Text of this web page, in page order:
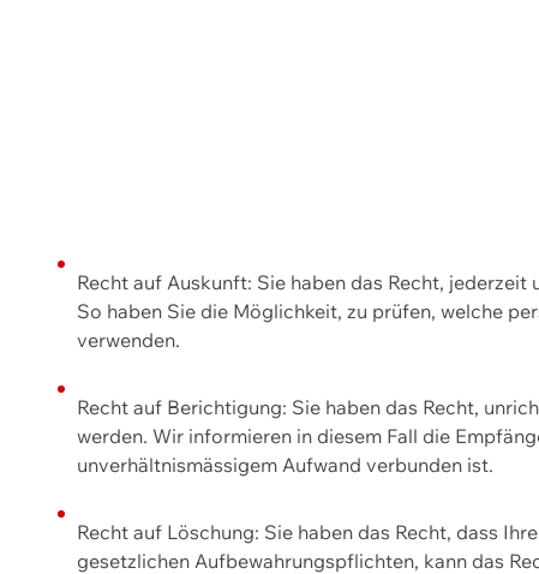
Recht auf Auskunft: Sie haben das Recht,
So haben Sie die Möglichkeit, zu prüfen, welche
verwenden.
Recht auf Berichtigung: Sie haben das Recht,
werden. Wir informieren in diesem Fall die
unverhältnismässigem Aufwand verbunden ist.
Recht auf Löschung: Sie haben das Recht, dass
gesetzlichen Aufbewahrungspflichten, kann das